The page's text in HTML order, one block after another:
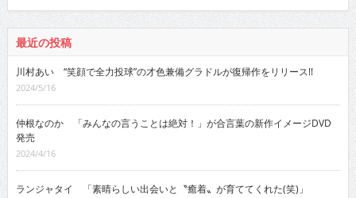
最近の投稿
川村あい “笑顔で全力投球”の才色兼備グラドルが復帰作をリリース!!
2024/5/16
仲根なのか 「みんなの言うことは絶対！」が合言葉の新作イメージDVD
発売
2024/4/16
ランジャタイ 「素晴らしい出会いと〝癒着〟が育ててくれた(笑)」